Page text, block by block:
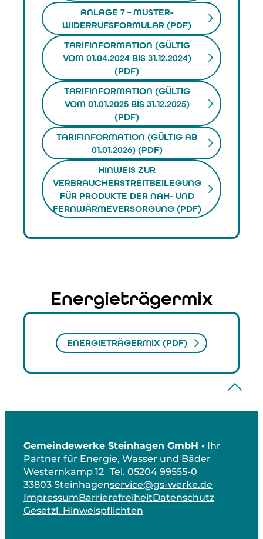
ANLAGE 7 – MUSTER-
WIDERRUFSFORMULAR (PDF)
TARIFINFORMATION (GÜLTIG
VOM 01.04.2024 BIS 31.12.2024)
(PDF)
TARIFINFORMATION (GÜLTIG
VOM 01.01.2025 BIS 31.12.2025)
(PDF)
TARIFINFORMATION (GÜLTIG AB
01.01.2026) (PDF)
HINWEIS ZUR
VERBRAUCHERSTREITBEILEGUNG
FÜR PRODUKTE DER NAH- UND
FERNWÄRMEVERSORGUNG (PDF)
Energieträgermix
ENERGIETRÄGERMIX (PDF)
Gemeindewerke Steinhagen GmbH • Ihr
Partner für Energie, Wasser und Bäder
Westernkamp 12
33803 Steinhagen
Tel. 05204 99555-0
service@gs-werke.de
ImpressumBarrierefreiheitDatenschutz
Gesetzl. Hinweispflichten